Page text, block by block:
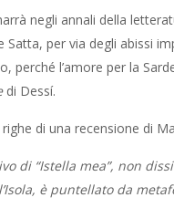
negli annali della
Satta, per via degli abissi
perché l’amore per la
di Dessí.
di una recensione di
di “Istella mea”, non
è puntellato da